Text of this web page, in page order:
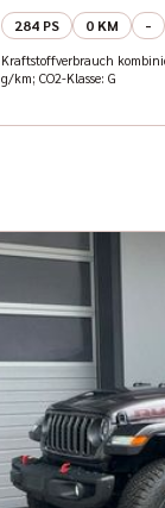
284 PS
0 KM -
Kraftstoffverbrauch
g/km; CO2-Klasse: G